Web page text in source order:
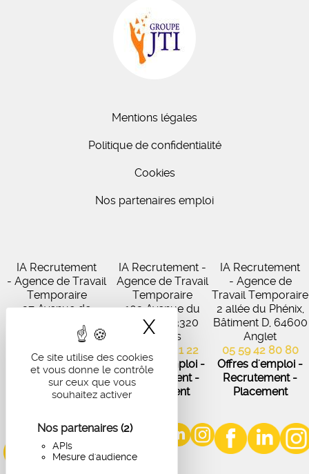
Ce site utilise des cookies
et vous donne le contrôle
sur ceux que vous
souhaitez activer
Nos partenaires (2)
APIs
Mesure d'audience
X Masquer le
Mentions légales
Politique de confidentialité
Cookies
Nos partenaires emploi
IA Recrutement
- Agence de Travail
Temporaire
27 Avenue de
Virecourt, 33370
Artigues-près-
Bordeaux
05 56 67 48 57
Offres d'emploi -
Recrutement -
IA Recrutement -
Agence de Travail
Temporaire
102 Avenue du
Médoc, 33320
Eysines
05 56 45 21 22
Offres d'emploi -
Recrutement -
Placement
IA Recrutement
- Agence de
Travail Temporaire
2 allée du Phénix,
Bâtiment D, 64600
Anglet
05 59 42 80 80
Offres d'emploi -
Recrutement -
Placement